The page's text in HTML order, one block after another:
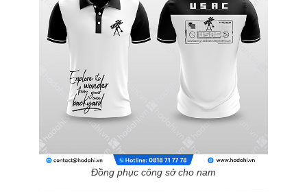
Đồng phục công sở cho nam